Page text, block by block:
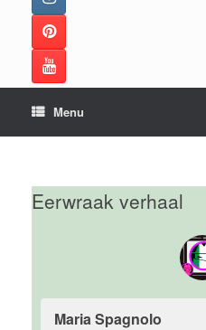
Menu
Eerwraak verhaal
Maria Spagnolo